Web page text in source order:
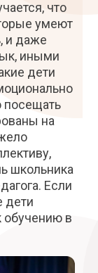
что
умеют
и даже
иными
дети
посещать
на
школьника
Если
дети
обучению в